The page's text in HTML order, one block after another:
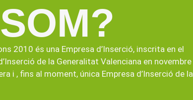
2010 és una Empresa d’Inserció, inscrita en el
de la Generalitat Valenciana en novembre
i , fins al moment, única Empresa d’Inserció de la